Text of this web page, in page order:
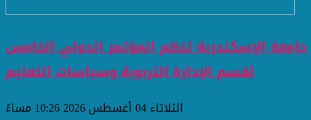
جامعة الإسكندرية تنظم المؤتمر الدولي الخامس
لقسم الإدارة التربوية وسياسات التعليم
الثلاثاء 04 أغسطس 2026 10:26 مساءً